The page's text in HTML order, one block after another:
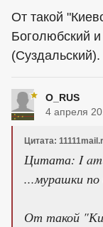
От такой
Боголюбский
(Суздальский).
O_RUS
4 апреля
Цитата:
Цитата: I am
...мурашки по
От такой